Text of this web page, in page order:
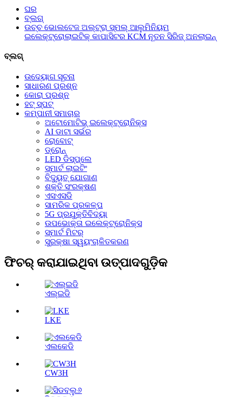
ଘର
ବ୍ଲଗ୍
ଉଚ୍ଚ ଭୋଲଟେଜ ଅଲ୍ଟ୍ରା ସ୍ମଲ୍ ଆଲୁମିନିୟମ
ଇଲେକ୍ଟ୍ରୋଲାଇଟିକ୍ କାପାସିଟର KCM ନୂତନ ସିରିଜ୍ ଅନଲାଇନ୍
ବ୍ଲଗ୍
ଉଦ୍ୟୋଗ ସୂଚନା
ସାଧାରଣ ପ୍ରଶ୍ନ
କୋରା ପ୍ରଶ୍ନ
ହଟ୍‍ ସ୍ପଟ୍‍
କମ୍ପାନୀ ସମାଚାର
ଅଟୋମୋଟିଭ୍ ଇଲେକ୍ଟ୍ରୋନିକ୍ସ
AI ଡାଟା ସର୍ଭର
ରୋବୋଟ୍
ଡ୍ରୋନ୍
LED ଡିସ୍‌ପ୍ଲେ
ସ୍ମାର୍ଟ ଲାଇଟିଂ
ବିଦ୍ୟୁତ୍ ଯୋଗାଣ
ଶକ୍ତି ସଂରକ୍ଷଣ
ଏସଏସଡି
ସାମରିକ ପ୍ରକଳ୍ପ
5G ପ୍ରଯୁକ୍ତିବିଦ୍ୟା
ଉପଭୋକ୍ତା ଇଲେକ୍ଟ୍ରୋନିକ୍ସ
ସ୍ମାର୍ଟ ମିଟର୍
ସୁରକ୍ଷା ସ୍ୱୟଂଚାଳିତକରଣ
ଫିଚର୍ କରାଯାଇଥିବା ଉତ୍ପାଦଗୁଡ଼ିକ
ଏଲ୍ଇଡି
LKE
ଏଲକେଡି
CW3H